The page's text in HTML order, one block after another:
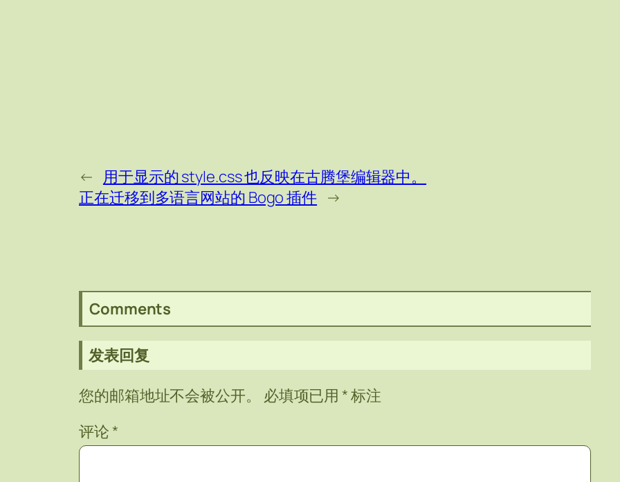
← 用于显示的 style.css 也反映在古腾堡编辑器中。
正在迁移到多语言网站的 Bogo 插件 →
Comments
发表回复
您的邮箱地址不会被公开。
必填项已用 *标注
评论 *